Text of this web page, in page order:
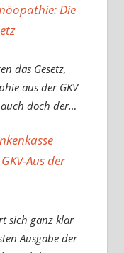
Die
das Gesetz,
aus der GKV
doch der…
Aus der
sich ganz klar
Ausgabe der